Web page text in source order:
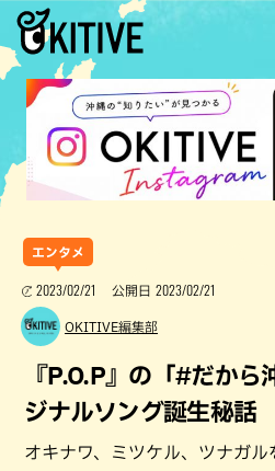
エンタメ
2023/02/21 公開日 2023/02/21
OKITIVE編集部
『P.O.P』の「#だから
ジナルソング誕生秘話
オキナワ、ミツケル、ツナガ